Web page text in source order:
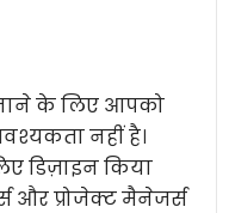
के लिए आपको
नहीं है।
डिज़ाइन किया
और प्रोजेक्ट मैनेजर्स